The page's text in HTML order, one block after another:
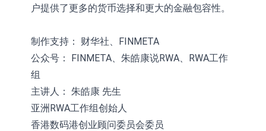
户提供了更多的货币选择和更大的金融包容性。
制作支持： 财华社、FINMETA
公众号： FINMETA、朱皓康说RWA、RWA工作
组
主讲人： 朱皓康 先生
亚洲RWA工作组创始人
香港数码港创业顾问委员会委员